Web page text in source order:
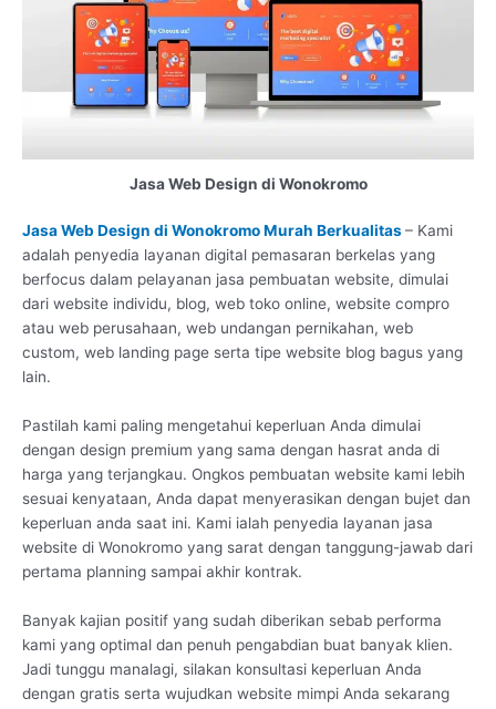
Jasa Web Design di Wonokromo
Jasa Web Design di Wonokromo Murah Berkualitas– Kami
adalah penyedia layanan digital pemasaran berkelas yang
berfocus dalam pelayanan jasa pembuatan website, dimulai
dari website individu, blog, web toko online, website compro
atau web perusahaan, web undangan pernikahan, web
custom, web landing page serta tipe website blog bagus yang
lain.
Pastilah kami paling mengetahui keperluan Anda dimulai
dengan design premium yang sama dengan hasrat anda di
harga yang terjangkau. Ongkos pembuatan website kami lebih
sesuai kenyataan, Anda dapat menyerasikan dengan bujet dan
keperluan anda saat ini. Kami ialah penyedia layanan jasa
website di Wonokromo yang sarat dengan tanggung-jawab dari
pertama planning sampai akhir kontrak.
Banyak kajian positif yang sudah diberikan sebab performa
kami yang optimal dan penuh pengabdian buat banyak klien.
Jadi tunggu manalagi, silakan konsultasi keperluan Anda
dengan gratis serta wujudkan website mimpi Anda sekarang